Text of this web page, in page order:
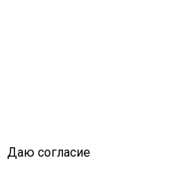
Даю согласие